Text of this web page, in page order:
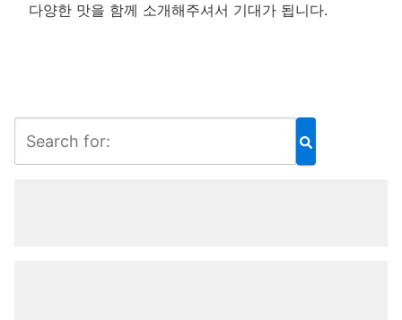
다양한 맛을 함께 소개해주셔서 기대가 됩니다.